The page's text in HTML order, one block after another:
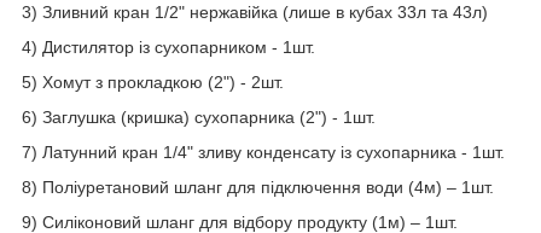
3) Зливний кран 1/2" нержавійка (лише в кубах 33л та 43л)
4) Дистилятор із сухопарником - 1шт.
5) Хомут з ​​прокладкою (2") - 2шт.
6) Заглушка (кришка) сухопарника (2") - 1шт.
7) Латунний кран 1/4" зливу конденсату із сухопарника - 1шт.
8) Поліуретановий шланг для підключення води (4м) – 1шт.
9) Силіконовий шланг для відбору продукту (1м) – 1шт.